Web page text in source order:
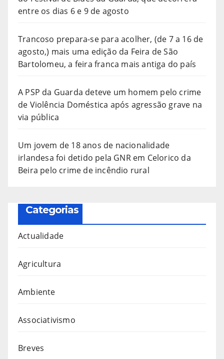
entre os dias 6 e 9 de agosto
Trancoso prepara-se para acolher, (de 7 a 16 de
agosto,) mais uma edição da Feira de São
Bartolomeu, a feira franca mais antiga do país
A PSP da Guarda deteve um homem pelo crime
de Violência Doméstica após agressão grave na
via pública
Um jovem de 18 anos de nacionalidade
irlandesa foi detido pela GNR em Celorico da
Beira pelo crime de incêndio rural
Categorias
Actualidade
Agricultura
Ambiente
Associativismo
Breves